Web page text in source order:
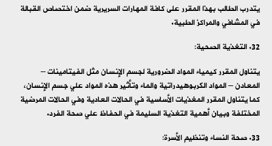
يتدرب الطالب بهذا المقرر على كافة المهارات السريرية ضمن اختصاص القبالة
في المشافي والمراكز الطبية.
التغذية الصحية:
يتناول المقرر كيمياء المواد الضرورية لجسم الإنسان مثل الفيتامينات –
المعادن – المواد الكربوهيدراتية والماء وتأثير هذه المواد علي جسم الإنسان،
كما يتناول المقرر المغذيات الأساسية في الحالات العادية وفي الحالات المرضية
المختلفة وبيان أهمية التغذية السليمة في الحفاظ علي صحة الفرد.
صحة النساء وتنظيم الأسرة: